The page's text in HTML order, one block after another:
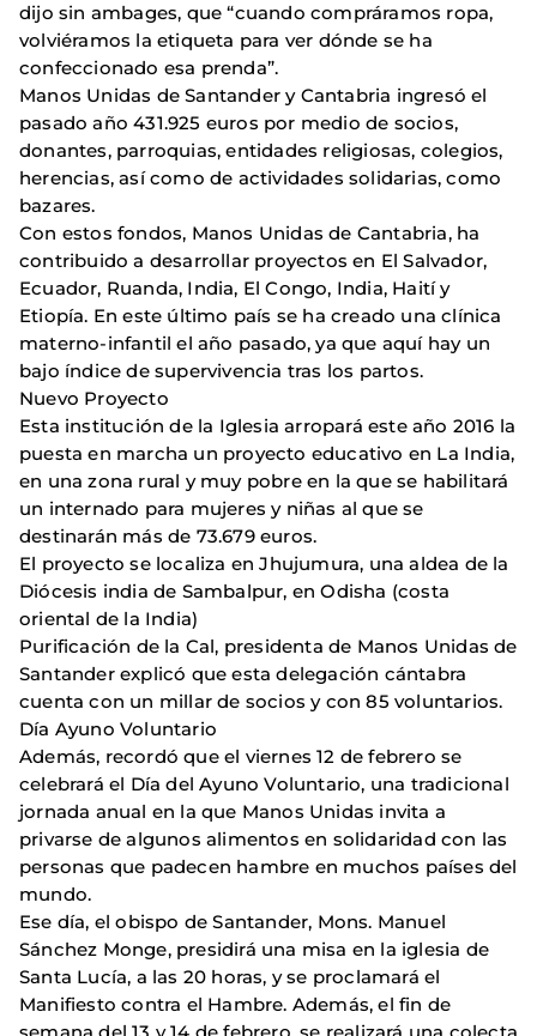
dijo sin ambages, que “cuando compráramos ropa,
volviéramos la etiqueta para ver dónde se ha
confeccionado esa prenda”.
Manos Unidas de Santander y Cantabria ingresó el
pasado año 431.925 euros por medio de socios,
donantes, parroquias, entidades religiosas, colegios,
herencias, así como de actividades solidarias, como
bazares.
Con estos fondos, Manos Unidas de Cantabria, ha
contribuido a desarrollar proyectos en El Salvador,
Ecuador, Ruanda, India, El Congo, India, Haití y
Etiopía. En este último país se ha creado una clínica
materno-infantil el año pasado, ya que aquí hay un
bajo índice de supervivencia tras los partos.
Nuevo Proyecto
Esta institución de la Iglesia arropará este año 2016 la
puesta en marcha un proyecto educativo en La India,
en una zona rural y muy pobre en la que se habilitará
un internado para mujeres y niñas al que se
destinarán más de 73.679 euros.
El proyecto se localiza en Jhujumura, una aldea de la
Diócesis india de Sambalpur, en Odisha (costa
oriental de la India)
Purificación de la Cal, presidenta de Manos Unidas de
Santander explicó que esta delegación cántabra
cuenta con un millar de socios y con 85 voluntarios.
Día Ayuno Voluntario
Además, recordó que el viernes 12 de febrero se
celebrará el Día del Ayuno Voluntario, una tradicional
jornada anual en la que Manos Unidas invita a
privarse de algunos alimentos en solidaridad con las
personas que padecen hambre en muchos países del
mundo.
Ese día, el obispo de Santander, Mons. Manuel
Sánchez Monge, presidirá una misa en la iglesia de
Santa Lucía, a las 20 horas, y se proclamará el
Manifiesto contra el Hambre. Además, el fin de